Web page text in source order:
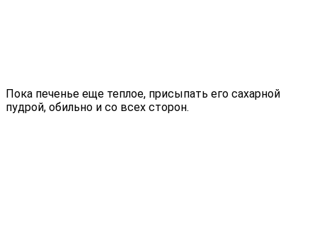
Пока печенье еще теплое, присыпать его сахарной
пудрой, обильно и со всех сторон.